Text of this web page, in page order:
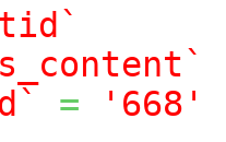
=
'668'